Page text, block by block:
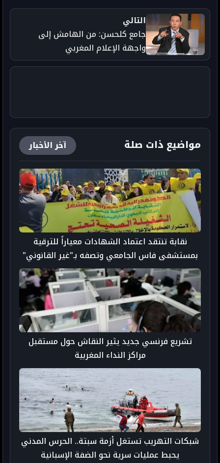
التالي
جامع كلحسن: من الهامش إلى
واجهة الإعلام المغربي
مواضيع ذات صلة آخر الأخبار
نقابة تنتقد اعتماد الشهادات معياراً للترقية
بمستشفى فاس الجامعي وتصفه بـ"غير القانوني"
تشريع فرنسي جديد يثير النقاش حول مستقبل
مراكز النداء المغربية
شبكات التهريب تستغل أزمة سبتة.. الحرس المدني
يحبط عمليات سرية نحو الضفة الإسبانية